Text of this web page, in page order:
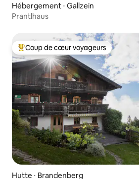
Hébergement ⋅ Gallzein
Prantlhaus
Coups de cœur voyageurs les plus
Coup de cœur voyageurs
Hutte ⋅ Brandenberg